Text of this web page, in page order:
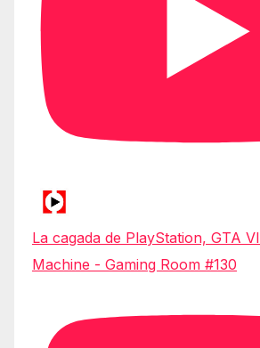
La cagada de PlayStation, GTA
Machine - Gaming Room #130